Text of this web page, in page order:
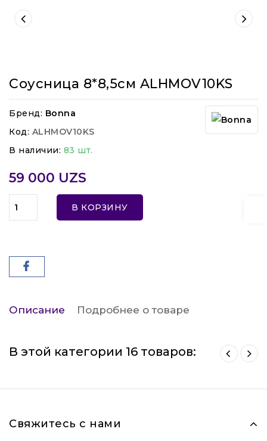
Соусница 8*8,5см ALHMOV10KS
Бренд: Bonna
Код: ALHMOV10KS
В наличии: 83 шт.
59 000 UZS
В КОРЗИНУ
Описание Подробнее о товаре
В этой категории 16 товаров:
Свяжитесь с нами